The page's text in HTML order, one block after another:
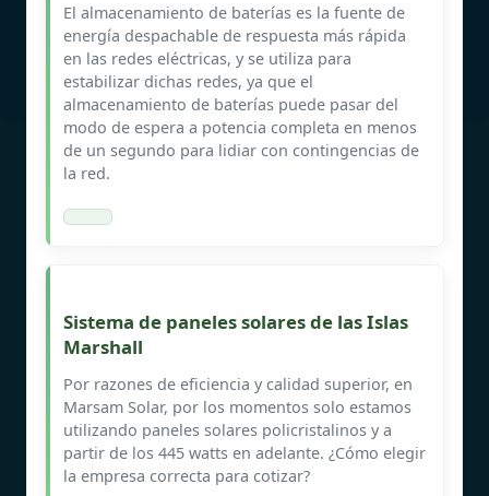
El almacenamiento de baterías es la fuente de
energía despachable de respuesta más rápida
en las redes eléctricas, y se utiliza para
estabilizar dichas redes, ya que el
almacenamiento de baterías puede pasar del
modo de espera a potencia completa en menos
de un segundo para lidiar con contingencias de
la red.
Sistema de paneles solares de las Islas
Marshall
Por razones de eficiencia y calidad superior, en
Marsam Solar, por los momentos solo estamos
utilizando paneles solares policristalinos y a
partir de los 445 watts en adelante. ¿Cómo elegir
la empresa correcta para cotizar?